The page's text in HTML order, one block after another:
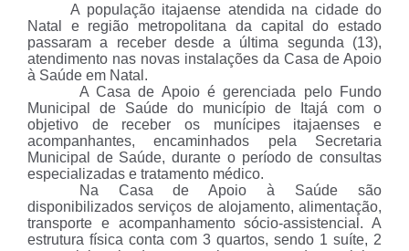
A população itajaense atendida na cidade do
Natal e região metropolitana da capital do estado
passaram a receber desde a última segunda (13),
atendimento nas novas instalações da Casa de Apoio
à Saúde em Natal.
A Casa de Apoio é gerenciada pelo Fundo
Municipal de Saúde do município de Itajá com o
objetivo de receber os munícipes itajaenses e
acompanhantes, encaminhados pela Secretaria
Municipal de Saúde, durante o período de consultas
especializadas e tratamento médico.
Na Casa de Apoio à Saúde são
disponibilizados serviços de alojamento, alimentação,
transporte e acompanhamento sócio-assistencial. A
estrutura física conta com 3 quartos, sendo 1 suíte, 2